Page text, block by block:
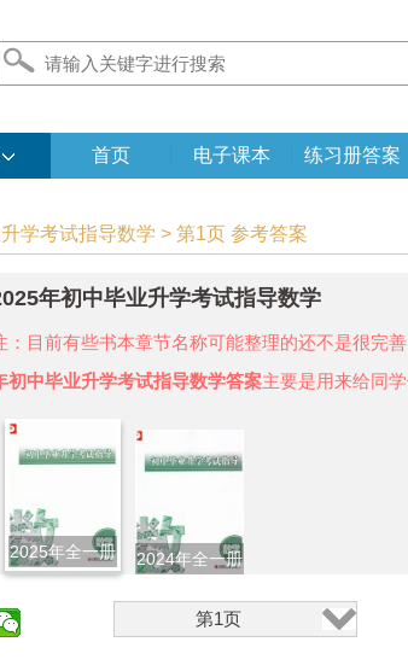
首页 电子课本 练习册答案
学考试指导数学 > 第1页 参考答案
年初中毕业升学考试指导数学
：目前有些书本章节名称可能整理的还不是很完
初中毕业升学考试指导数学答案主要是用来给同
2025年全一册 2024年全一册
第1页